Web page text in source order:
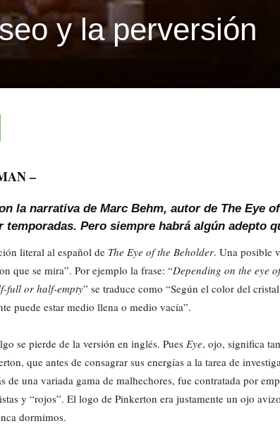
y la perversión
–
la narrativa de Marc Behm, autor de The Eye
temporadas. Pero siempre habrá algún adepto
literal al español de The Eye of the Beholder. Una posible
que se mira”. Por ejemplo la frase: “Depending on the eye
full or half-empty” se traduce como “Según el color del
puede estar medio llena o medio vacía”.
se pierde de la versión en inglés. Pues Eye, ojo, significa
que antes de consagrar sus energías a la tarea de
de una variada gama de malhechores, fue contratada por
y “rojos”. El logo de Pinkerton era justamente un ojo
dormimos.